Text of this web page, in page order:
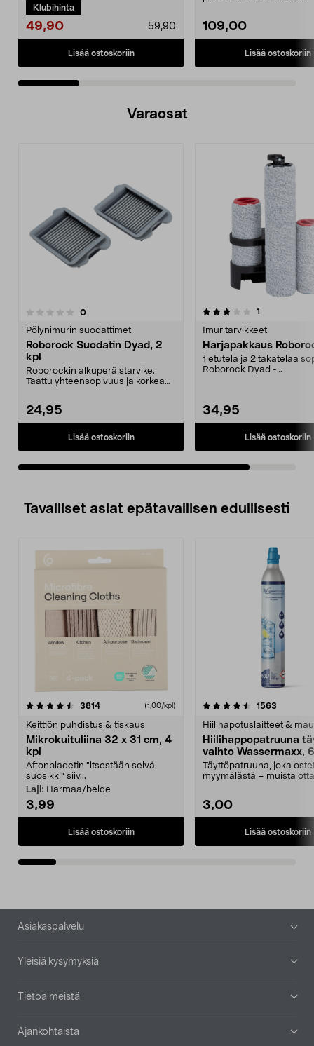
Klubihinta
49,90 59,90
Lisää ostoskoriin
109,00
Lisää ostoskoriin
Varaosat
0arvostelut
Pölynimurin suodattimet
Roborock Suodatin Dyad, 2
kpl
Roborockin alkuperäistarvike.
Taattu yhteensopivuus ja korkea
24,95
Lisää ostoskoriin
3.0viidestä
1
Imuritarvikkeet
Harjapakkaus
1 etutela ja 2 takatelaa
Roborock Dyad -
34,95
Lisää ostoskoriin
Tavalliset asiat epätavallisen edullisesti
3814arvostelut (1,00/kpl)
Keittiön puhdistus & tiskaus
Mikrokuituliina 32 x 31 cm, 4
kpl
Aftonbladetin "itsestään selvä
suosikki" siiv...
Laji: Harmaa/beige
3,99
Lisää ostoskoriin
4.5viidestä
1563
Hiilihapotuslaitteet &
Hiilihappopatruuna
vaihto Wassermaxx,
Täyttöpatruuna, joka
myymälästä – muista
3,00
Lisää ostoskoriin
4.5viidestä
Alatunniste
Asiakaspalvelu
Yleisiä kysymyksiä
Tietoa meistä
Ajankohtaista